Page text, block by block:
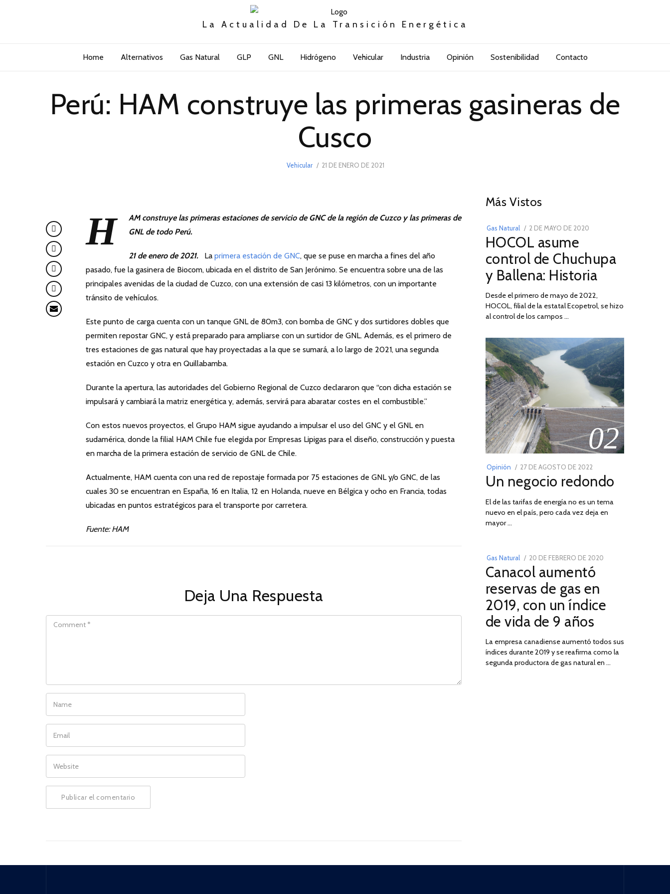
La Actualidad De La Transición Energética
Home Alternativos Gas Natural GLP GNL Hidrógeno Vehicular Industria Opinión Sostenibilidad Contacto
Perú: HAM construye las primeras gasineras de
Cusco
Vehicular
POSTED
21 DE ENERO DE 2021
H
AM construye las primeras estaciones de servicio de GNC de la región de Cuzco y las primeras de
GNL de todo Perú.
21 de enero de 2021. La primera estación de GNC, que se puse en marcha a fines del año
pasado, fue la gasinera de Biocom, ubicada en el distrito de San Jerónimo. Se encuentra sobre una de las
principales avenidas de la ciudad de Cuzco, con una extensión de casi 13 kilómetros, con un importante
tránsito de vehículos.
Este punto de carga cuenta con un tanque GNL de 80m3, con bomba de GNC y dos surtidores dobles que
permiten repostar GNC, y está preparado para ampliarse con un surtidor de GNL. Además, es el primero de
tres estaciones de gas natural que hay proyectadas a la que se sumará, a lo largo de 2021, una segunda
estación en Cuzco y otra en Quillabamba.
Durante la apertura, las autoridades del Gobierno Regional de Cuzco declararon que “con dicha estación se
impulsará y cambiará la matriz energética y, además, servirá para abaratar costes en el combustible.”
Con estos nuevos proyectos, el Grupo HAM sigue ayudando a impulsar el uso del GNC y el GNL en
sudamérica, donde la filial HAM Chile fue elegida por Empresas Lipigas para el diseño, construcción y puesta
en marcha de la primera estación de servicio de GNL de Chile.
Actualmente, HAM cuenta con una red de repostaje formada por 75 estaciones de GNL y/o GNC, de las
cuales 30 se encuentran en España, 16 en Italia, 12 en Holanda, nueve en Bélgica y ocho en Francia, todas
ubicadas en puntos estratégicos para el transporte por carretera.
Fuente: HAM
Deja Una Respuesta
COMMENT
NAME
EMAIL
WEBSITE
Más Vistos
Gas Natural
POSTED
ON
2 DE MAYO DE 2020
DE
2026
HOCOL asume
control de Chuchupa
y Ballena: Historia
Desde el primero de mayo de 2022,
HOCOL, filial de la estatal Ecopetrol, se hizo
al control de los campos …
02
Opinión
POSTED
ON
27 DE AGOSTO DE 202230
DE
DE
2022
Un negocio redondo
El de las tarifas de energía no es un tema
nuevo en el país, pero cada vez deja en
mayor …
03
Gas Natural
POSTED
ON
20 DE FEBRERO DE 2020
2025
Canacol aumentó
reservas de gas en
2019, con un índice
de vida de 9 años
La empresa canadiense aumentó todos sus
índices durante 2019 y se reafirma como la
segunda productora de gas natural en …